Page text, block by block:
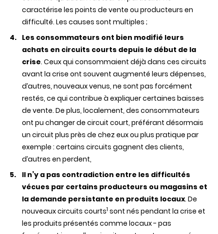
caractérise les points de vente ou producteurs en
difficulté. Les causes sont multiples ;
Les consommateurs ont bien modifié leurs
achats en circuits courts depuis le début de la
crise. Ceux qui consommaient déjà dans ces circuits
avant la crise ont souvent augmenté leurs dépenses,
d’autres, nouveaux venus, ne sont pas forcément
restés, ce qui contribue à expliquer certaines baisses
de vente. De plus, localement, des consommateurs
ont pu changer de circuit court, préférant désormais
un circuit plus près de chez eux ou plus pratique par
exemple : certains circuits gagnent des clients,
d’autres en perdent,
Il n’y a pas contradiction entre les difficultés
vécues par certains producteurs ou magasins et
la demande persistante en produits locaux. De
nouveaux circuits courts1 sont nés pendant la crise et
les produits présentés comme locaux - pas